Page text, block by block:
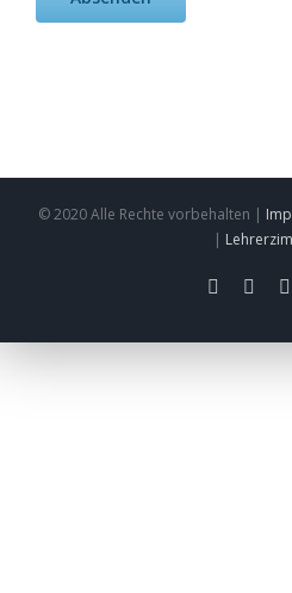
© 2020 Alle Rechte vorbehalten |
|
facebook
twitter